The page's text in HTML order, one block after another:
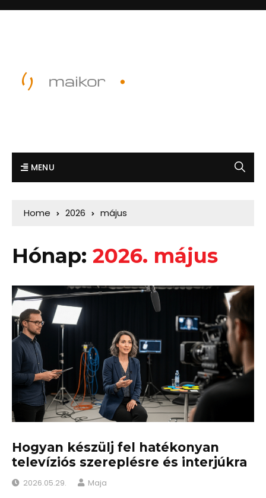
MENU
Home 2026 május
Hónap: 2026. május
Hogyan készülj fel hatékonyan
televíziós szereplésre és interjúkra
2026.05.29. Maja